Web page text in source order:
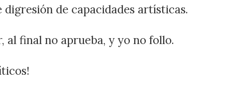
digresión de capacidades artísticas.
al final no aprueba, y yo no follo.